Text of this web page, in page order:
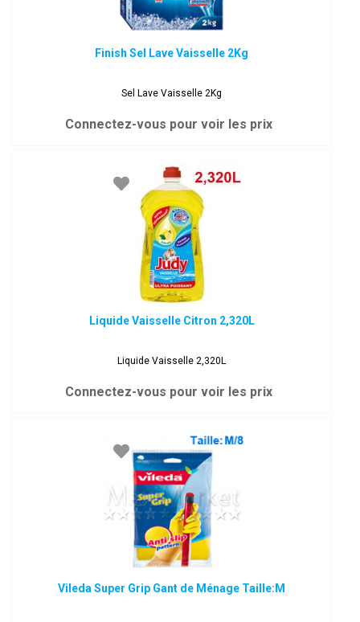
Finish Sel Lave Vaisselle 2Kg
Sel Lave Vaisselle 2Kg
Connectez-vous pour voir les prix
Liquide Vaisselle Citron 2,320L
Liquide Vaisselle 2,320L
Connectez-vous pour voir les prix
Vileda Super Grip Gant de Ménage Taille:M